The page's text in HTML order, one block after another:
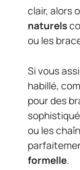
clair, alors
naturels
ou les
Si vous
habillé,
pour des
ou les
formelle.